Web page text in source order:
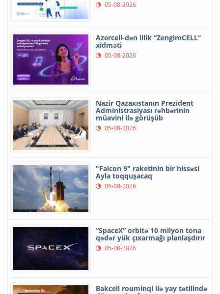
05-08-2026
Azercell-dən illik “ZengimCELL”
xidməti
05-08-2026
Nazir Qazaxıstanın Prezident
Administrasiyası rəhbərinin
müavini ilə görüşüb
05-08-2026
"Falcon 9" raketinin bir hissəsi
Ayla toqquşacaq
05-08-2026
“SpaceX” orbitə 10 milyon tona
qədər yük çıxarmağı planlaşdırır
05-08-2026
Bakcell rouminqi ilə yay tətilində